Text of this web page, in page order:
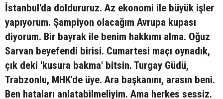
İstanbul'da doldururuz. Az ekonomi ile büyük işler
yapıyorum. Şampiyon olacağım Avrupa kupası
diyorum. Bir bayrak ile benim hakkımı alma. Oğuz
Sarvan beyefendi birisi. Cumartesi maçı oynadık,
çık deki 'kusura bakma' bitsin. Turgay Güdü,
Trabzonlu, MHK'de üye. Ara başkanını, arasın beni.
Ben hataları anlatabilmeliyim. Ama herkes sessiz.